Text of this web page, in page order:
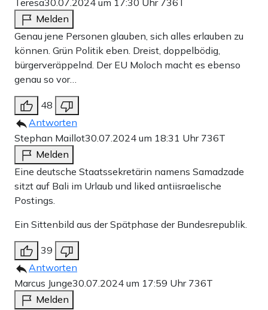
Teresa30.07.2024 um 17:30 Uhr 736T
Melden
Genau jene Personen glauben, sich alles erlauben zu
können. Grün Politik eben. Dreist, doppelbödig,
bürgerveräppelnd. Der EU Moloch macht es ebenso
genau so vor…
48
Antworten
Stephan Maillot30.07.2024 um 18:31 Uhr 736T
Melden
Eine deutsche Staatssekretärin namens Samadzade
sitzt auf Bali im Urlaub und liked antiisraelische
Postings.
Ein Sittenbild aus der Spätphase der Bundesrepublik.
39
Antworten
Marcus Junge30.07.2024 um 17:59 Uhr 736T
Melden